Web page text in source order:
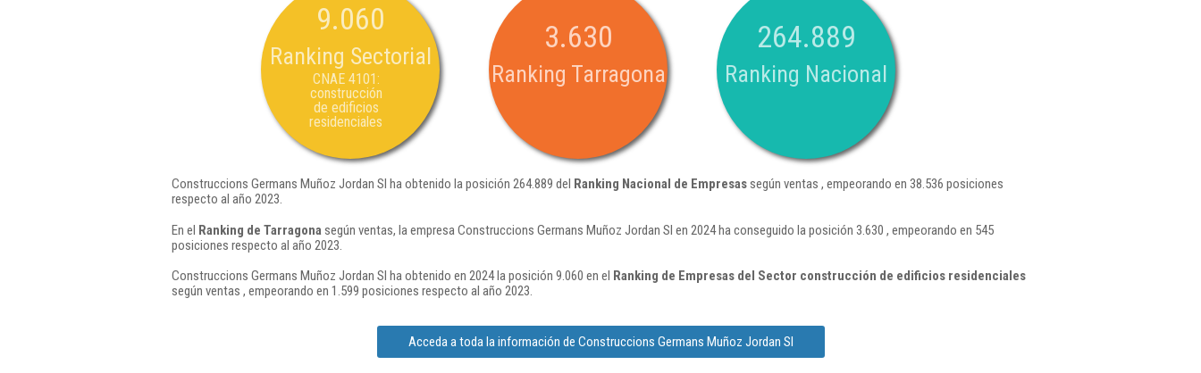
9.060
Ranking Sectorial
CNAE 4101:
construcción
de edificios
residenciales
3.630
Ranking Tarragona
264.889
Ranking Nacional
Construccions Germans Muñoz Jordan Sl ha obtenido la posición 264.889 del Ranking Nacional de Empresassegún ventas , empeorando en 38.536 posiciones
respecto al año 2023.
En el Ranking de Tarragona según ventas, la empresa Construccions Germans Muñoz Jordan Sl en 2024 ha conseguido la posición 3.630 , empeorando en 545
posiciones respecto al año 2023.
Construccions Germans Muñoz Jordan Sl ha obtenido en 2024 la posición 9.060 en el Ranking de Empresas del Sector construcción de edificios residenciales
según ventas , empeorando en 1.599 posiciones respecto al año 2023.
Acceda a toda la información de Construccions Germans Muñoz Jordan Sl